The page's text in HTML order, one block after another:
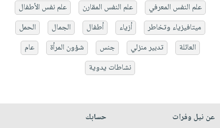
علم النفس المعرفي
علم النفس المقارن
علم نفس الأطفال
ميتافيزياء وتخاطر
أزياء أطفال الجمال
الحمل
العائلة
تدبير منزلي جنس شؤون المرأة
عام
نشاطات يدوية
عن نيل وفرات
حسابك